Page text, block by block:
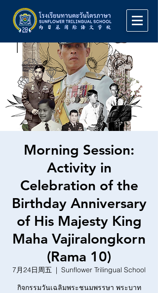
Morning Session:
Activity in
Celebration of the
Birthday Anniversary
of His Majesty King
Maha Vajiralongkorn
(Rama 10)
7月24日周五
  |
Sunflower Trilingual School
กิจกรรมวันเฉลิมพระชนมพรรษา พระบาท